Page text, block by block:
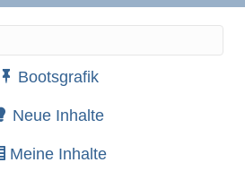
der automatischen
Bootsgrafik
Neue Inhalte
Meine Inhalte